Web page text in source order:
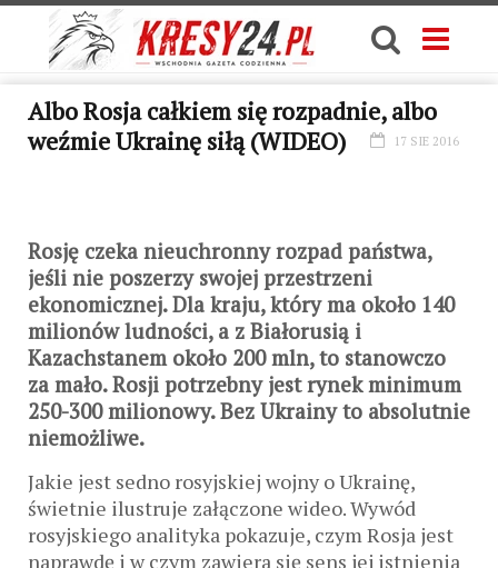
Albo Rosja całkiem się rozpadnie, albo
weźmie Ukrainę siłą (WIDEO)
17 SIE 2016
Rosję czeka nieuchronny rozpad państwa,
jeśli nie poszerzy swojej przestrzeni
ekonomicznej. Dla kraju, który ma około 140
milionów ludności, a z Białorusią i
Kazachstanem około 200 mln, to stanowczo
za mało. Rosji potrzebny jest rynek minimum
250-300 milionowy. Bez Ukrainy to absolutnie
niemożliwe.
Jakie jest sedno rosyjskiej wojny o Ukrainę,
świetnie ilustruje załączone wideo. Wywód
rosyjskiego analityka pokazuje, czym Rosja jest
naprawdę i w czym zawiera się sens jej istnienia